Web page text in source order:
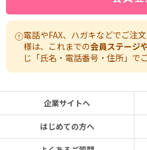
電話やFAX、ハガキなどでご注
様は、これまでの会員ステージ
じ「氏名・電話番号・住所」で
企業サイトへ
はじめての方へ